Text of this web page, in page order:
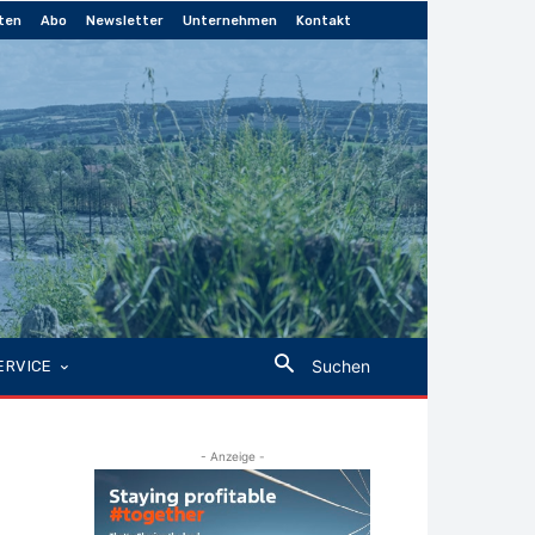
Abo Newsletter Unternehmen Kontakt
Suchen
- Anzeige -